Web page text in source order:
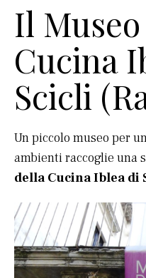
Il
Cucina
Scicli
Un piccolo museo per
ambienti raccoglie una
della Cucina Iblea di